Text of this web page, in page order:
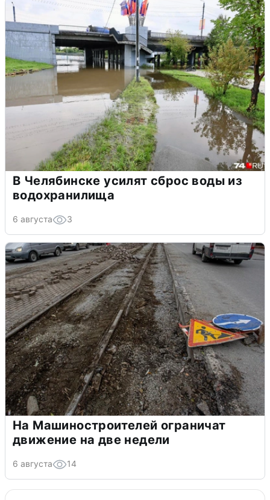
В Челябинске усилят сброс воды из
водохранилища
6 августа 3
На Машиностроителей ограничат
движение на две недели
6 августа 14